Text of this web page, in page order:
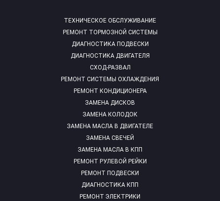
ТЕХНИЧЕСКОЕ ОБСЛУЖИВАНИЕ
РЕМОНТ ТОРМОЗНОЙ СИСТЕМЫ
ДИАГНОСТИКА ПОДВЕСКИ
ДИАГНОСТИКА ДВИГАТЕЛЯ
СХОД-РАЗВАЛ
РЕМОНТ СИСТЕМЫ ОХЛАЖДЕНИЯ
РЕМОНТ КОНДИЦИОНЕРА
ЗАМЕНА ДИСКОВ
ЗАМЕНА КОЛОДОК
ЗАМЕНА МАСЛА В ДВИГАТЕЛЕ
ЗАМЕНА СВЕЧЕЙ
ЗАМЕНА МАСЛА В КПП
РЕМОНТ РУЛЕВОЙ РЕЙКИ
РЕМОНТ ПОДВЕСКИ
ДИАГНОСТИКА КПП
РЕМОНТ ЭЛЕКТРИКИ